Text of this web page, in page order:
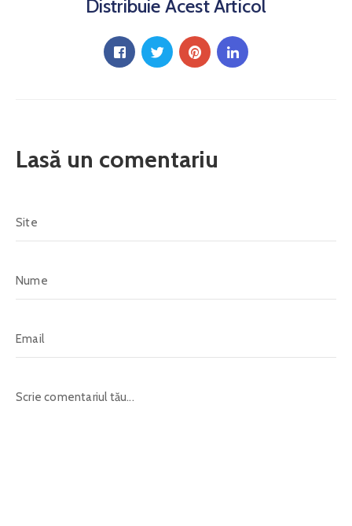
Distribuie Acest Articol
Lasă un comentariu